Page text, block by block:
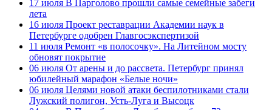
17 июля В Парголово прошли самые семейные забеги
лета
16 июля Проект реставрации Академии наук в
Петербурге одобрен Главгосэкспертизой
11 июля Ремонт «в полосочку». На Литейном мосту
обновят покрытие
06 июля От арены и до рассвета. Петербург принял
юбилейный марафон «Белые ночи»
06 июля Целями новой атаки беспилотниками стали
Лужский полигон, Усть-Луга и Высоцк